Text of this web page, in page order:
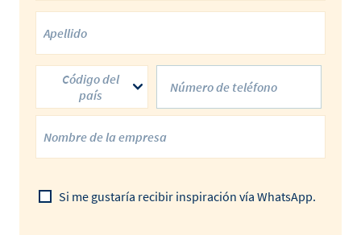
Código del
país
Si me gustaría recibir inspiración vía WhatsApp.